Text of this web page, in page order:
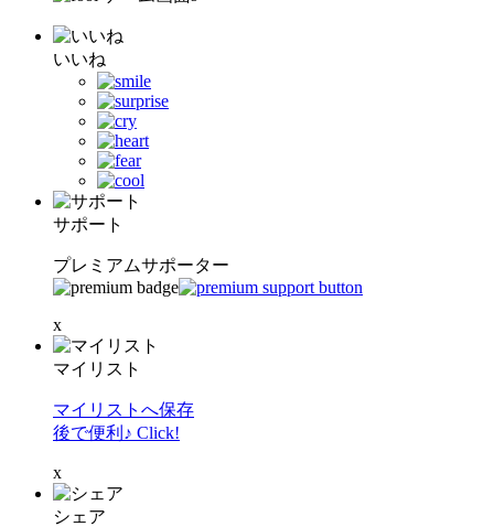
いいね
サポート
プレミアムサポーター
x
マイリスト
マイリストへ保存
後で便利♪ Click!
x
シェア